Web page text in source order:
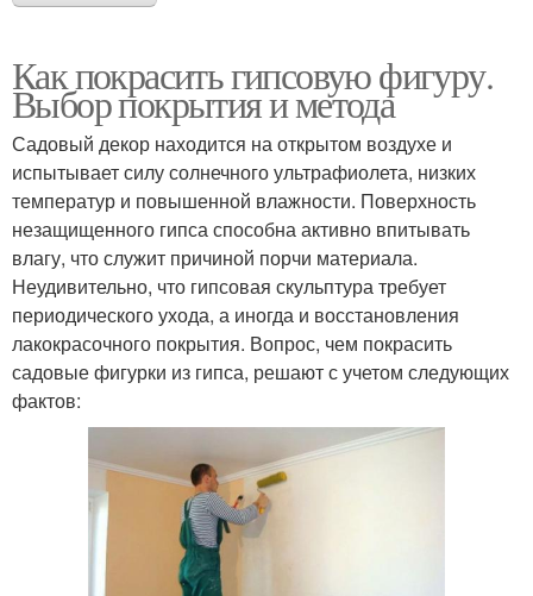
Как покрасить гипсовую фигуру.
Выбор покрытия и метода
Садовый декор находится на открытом воздухе и
испытывает силу солнечного ультрафиолета, низких
температур и повышенной влажности. Поверхность
незащищенного гипса способна активно впитывать
влагу, что служит причиной порчи материала.
Неудивительно, что гипсовая скульптура требует
периодического ухода, а иногда и восстановления
лакокрасочного покрытия. Вопрос, чем покрасить
садовые фигурки из гипса, решают с учетом следующих
фактов: